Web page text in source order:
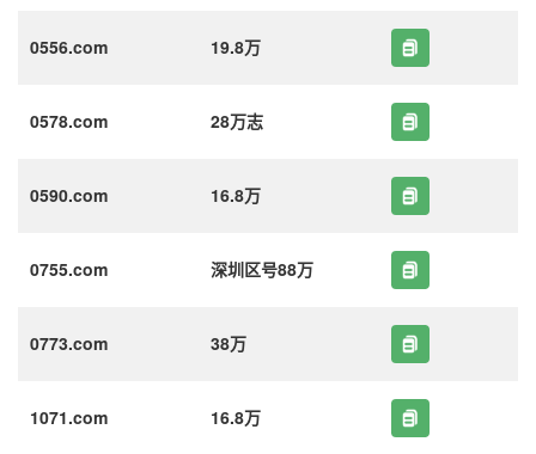
0556.com 19.8万
0578.com 28万志
0590.com 16.8万
0755.com 深圳区号88万
0773.com 38万
1071.com 16.8万